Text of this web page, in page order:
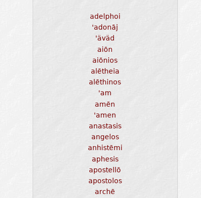
adelphoi
'adonāj
'äväd
aiōn
aiōnios
alētheia
alēthinos
'am
amēn
'amen
anastasis
angelos
anhistēmi
aphesis
apostellō
apostolos
archē